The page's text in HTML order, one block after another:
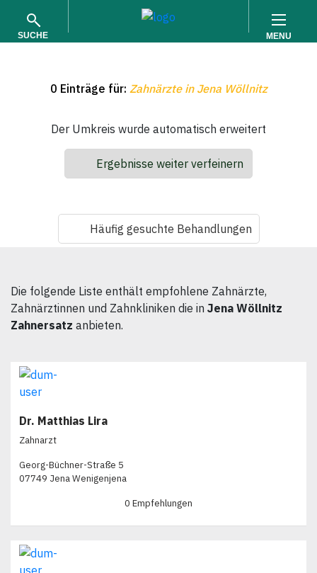
SUCHE
SUCHEN
MENU
0 Einträge für: Zahnärzte in Jena Wöllnitz
Der Umkreis wurde automatisch erweitert
Ergebnisse weiter verfeinern
Häufig gesuchte Behandlungen
Die folgende Liste enthält empfohlene Zahnärzte,
Zahnärztinnen und Zahnkliniken die in Jena Wöllnitz
Zahnersatz anbieten.
Dr. Matthias Lira
Zahnarzt
Georg-Büchner-Straße 5
07749 Jena Wenigenjena
0 Empfehlungen